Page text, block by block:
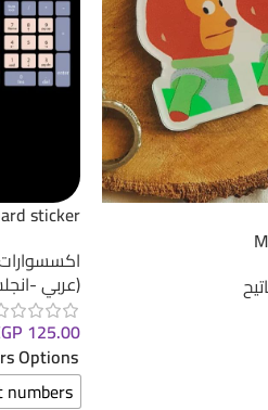
sticker
اكسسوارات
(عربي -
125.00
Options